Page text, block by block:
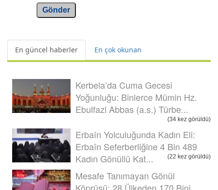
Gönder
En güncel haberler En çok okunan
Kerbela’da Cuma Gecesi
Yoğunluğu: Binlerce Mümin Hz.
Ebulfazl Abbas (a.s.) Türbe...
(34 kez görüldü)
Erbaîn Yolculuğunda Kadın Eli:
Erbaîn Seferberliğine 4 Bin 489
Kadın Gönüllü Kat...
(22 kez görüldü)
Mesafe Tanımayan Gönül
Köprüsü: 28 Ülkeden 170 Bini